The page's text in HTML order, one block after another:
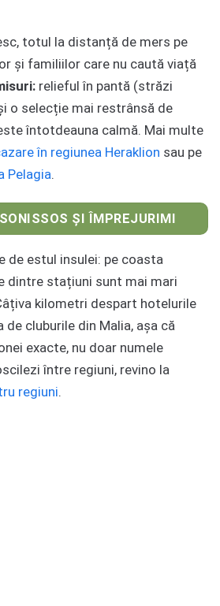
totul la distanță de mers pe
și familiilor care nu caută viață
relieful în pantă (străzi
o selecție mai restrânsă de
întotdeauna calmă. Mai multe
în regiunea Heraklion sau pe
Pelagia.
ȘI ÎMPREJURIMI
de estul insulei: pe coasta
dintre stațiuni sunt mai mari
kilometri despart hotelurile
cluburile din Malia, așa că
exacte, nu doar numele
între regiuni, revino la
regiuni.